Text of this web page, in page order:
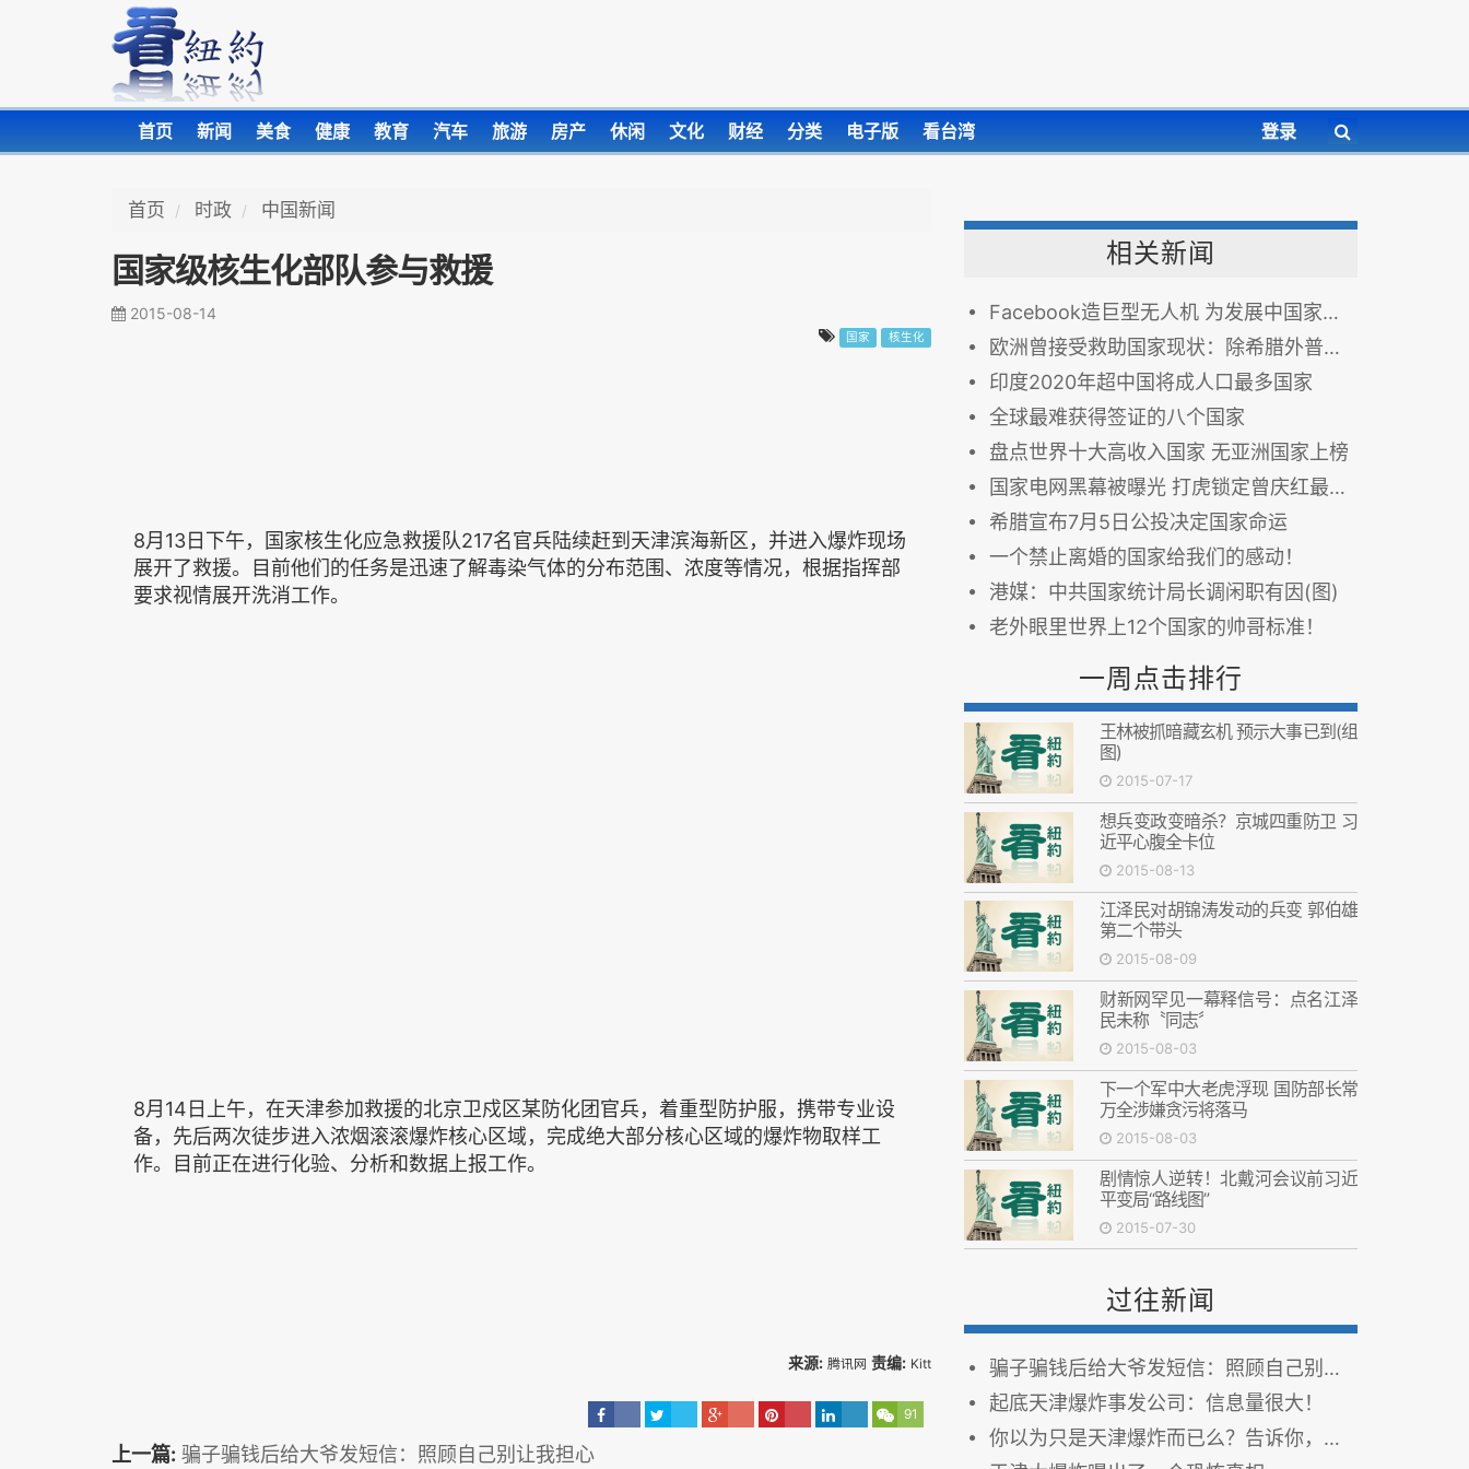
首页 新闻 美食 健康 教育 汽车 旅游 房产 休闲 文化 财经 分类 电子版 看台湾 登录
首页 时政 中国新闻
国家级核生化部队参与救援
2015-08-14
国家 核生化
8月13日下午，国家核生化应急救援队217名官兵陆续赶到天津滨海新区，并进入爆炸现场
展开了救援。目前他们的任务是迅速了解毒染气体的分布范围、浓度等情况，根据指挥部
要求视情展开洗消工作。
8月14日上午，在天津参加救援的北京卫戍区某防化团官兵，着重型防护服，携带专业设
备，先后两次徒步进入浓烟滚滚爆炸核心区域，完成绝大部分核心区域的爆炸物取样工
作。目前正在进行化验、分析和数据上报工作。
来源: 腾讯网 责编: Kitt
91
上一篇: 骗子骗钱后给大爷发短信：照顾自己别让我担心
相关新闻
Facebook造巨型无人机 为发展中国家提供网络
欧洲曾接受救助国家现状：除希腊外普遍经济繁荣
印度2020年超中国将成人口最多国家
全球最难获得签证的八个国家
盘点世界十大高收入国家 无亚洲国家上榜
国家电网黑幕被曝光 打虎锁定曾庆红最新信号
希腊宣布7月5日公投决定国家命运
一个禁止离婚的国家给我们的感动！
港媒：中共国家统计局长调闲职有因(图)
老外眼里世界上12个国家的帅哥标准！
一周点击排行
王林被抓暗藏玄机 预示大事已到(组
图)
2015-07-17
想兵变政变暗杀？京城四重防卫 习
近平心腹全卡位
2015-08-13
江泽民对胡锦涛发动的兵变 郭伯雄
第二个带头
2015-08-09
财新网罕见一幕释信号：点名江泽
民未称〝同志〞
2015-08-03
下一个军中大老虎浮现 国防部长常
万全涉嫌贪污将落马
2015-08-03
剧情惊人逆转！北戴河会议前习近
平变局“路线图”
2015-07-30
过往新闻
骗子骗钱后给大爷发短信：照顾自己别让我担心
起底天津爆炸事发公司：信息量很大！
你以为只是天津爆炸而已么？告诉你，这四十八小时，都发生了什么？！